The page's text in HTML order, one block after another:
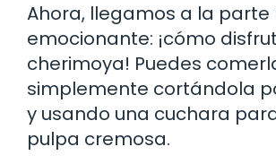
Ahora, llegamos a la parte
emocionante: ¡cómo
cherimoya! Puedes
simplemente cortándola
y usando una cuchara
pulpa cremosa.